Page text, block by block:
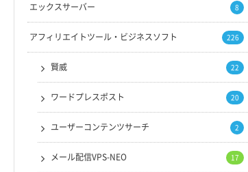
エックスサーバー 8
アフィリエイトツール・ビジネスソフト 226
賢威 22
ワードプレスポスト 20
ユーザーコンテンツサーチ 2
メール配信VPS-NEO 17